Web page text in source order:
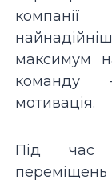
максимум
команду
мотивація.
Під час
переміщень